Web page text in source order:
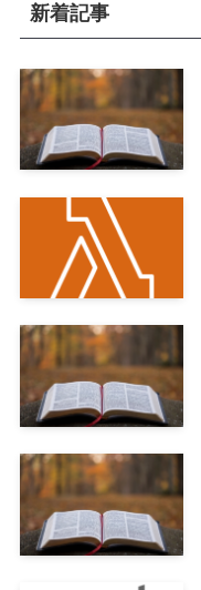
新着記事